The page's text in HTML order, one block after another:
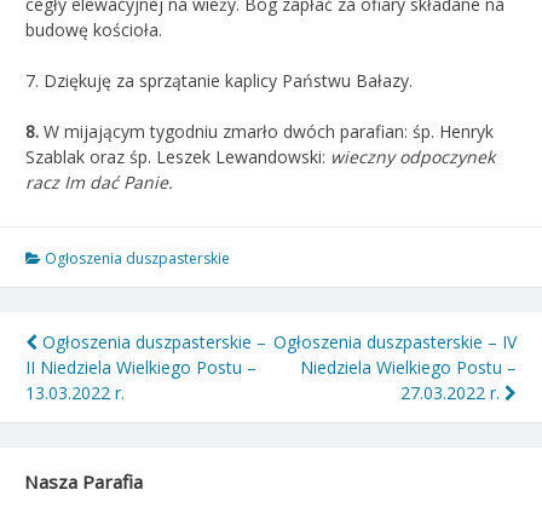
budowę kościoła.
7. Dziękuję za sprzątanie kaplicy Państwu Bałazy.
8. W mijającym tygodniu zmarło dwóch parafian: śp. Henryk
Szablak oraz śp. Leszek Lewandowski: wieczny odpoczynek
racz Im dać Panie.
Ogłoszenia duszpasterskie
Nawigacja
wpisu
Ogłoszenia duszpasterskie –
II Niedziela Wielkiego Postu –
13.03.2022 r.
Ogłoszenia duszpasterskie – IV
Niedziela Wielkiego Postu –
27.03.2022 r.
Nasza Parafia